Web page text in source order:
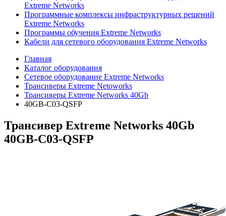
Extreme Networks
Программные комплексы инфраструктурных решений
Extreme Networks
Программы обучения Extreme Networks
Кабели для сетевого оборудования Extreme Networks
Главная
Каталог оборудования
Сетевое оборудование Extreme Networks
Трансиверы Extreme Netoworks
Трансиверы Extreme Networks 40Gb
40GB-C03-QSFP
Трансивер Extreme Networks 40Gb
40GB-C03-QSFP